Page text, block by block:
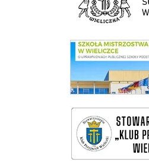
link do SMS Wieliczka
wieliczka-wieliczanie na bis